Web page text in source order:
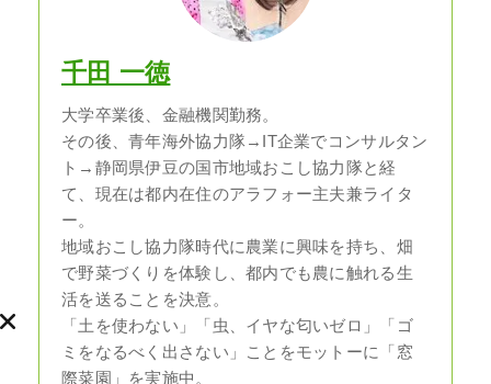
千田 一徳
大学卒業後、金融機関勤務。
その後、青年海外協力隊→IT企業でコンサルタン
ト→静岡県伊豆の国市地域おこし協力隊と経
て、現在は都内在住のアラフォー主夫兼ライタ
ー。
地域おこし協力隊時代に農業に興味を持ち、畑
で野菜づくりを体験し、都内でも農に触れる生
活を送ることを決意。
「土を使わない」「虫、イヤな匂いゼロ」「ゴ
ミをなるべく出さない」ことをモットーに「窓
際菜園」を実施中。